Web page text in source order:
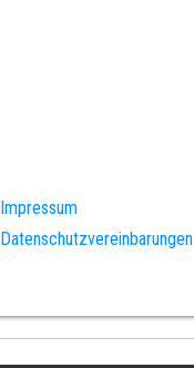
Impressum
Datenschutzvereinbarungen